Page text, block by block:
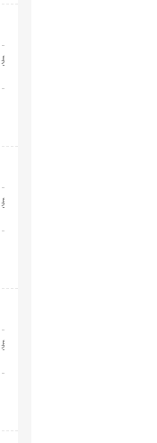
舉
舉
舉